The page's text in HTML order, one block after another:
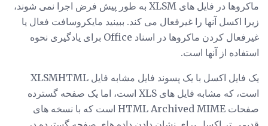
ماکروها در فایل های XLSM به طور پیش فرض اجرا نمی شوند،
زیرا اکسل آنها را غیرفعال می کند. ببینید مایکروسافت فعال یا
غیرفعال کردن ماکروها در اسناد Office برای یادگیری نحوه
استفاده از آنها است.
یک فایل اکسل با یک پسوند فایل مشابه فایل XLSMHTML
است، که مشابه فایل های XLS است، اما یک صفحه گسترده
صفحات HTML Archived MIME است که با نسخه های